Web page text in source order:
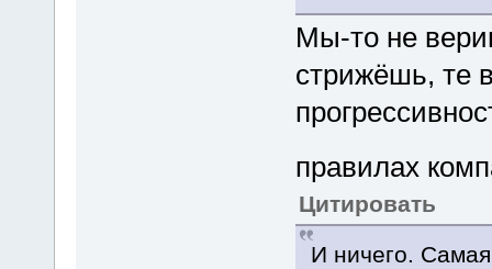
Мы-то не
стрижёшь, те
правилах
Цитировать
И ничего.